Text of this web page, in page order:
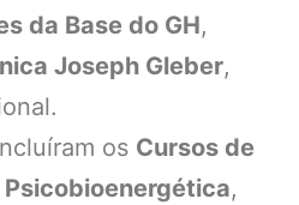
da Base do GH,
Joseph Gleber,
os Cursos de
,